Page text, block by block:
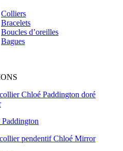
Colliers
Bracelets
Boucles d’oreilles
Bagues